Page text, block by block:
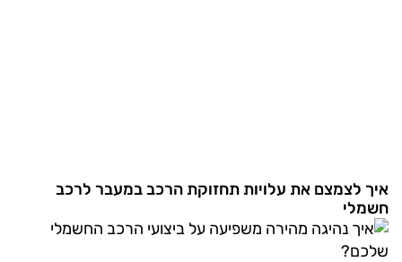
איך לצמצם את עלויות תחזוקת הרכב במעבר לרכב
חשמלי